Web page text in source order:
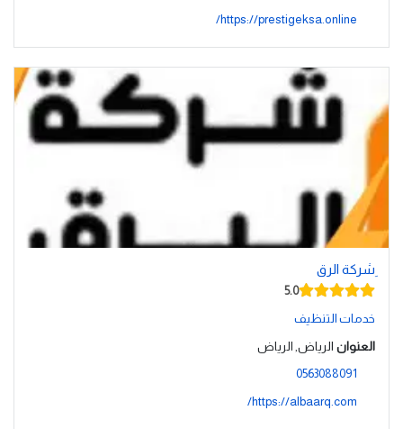
https://prestigeksa.online/
ِشركة الرق
5.0
خدمات التنظيف
العنوان الرياض, الرياض
0563088091
https://albaarq.com/